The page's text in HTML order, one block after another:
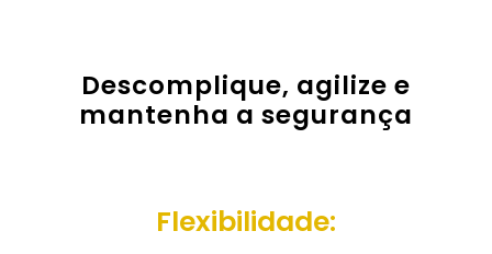
Descomplique, agilize e
mantenha a segurança
Flexibilidade: